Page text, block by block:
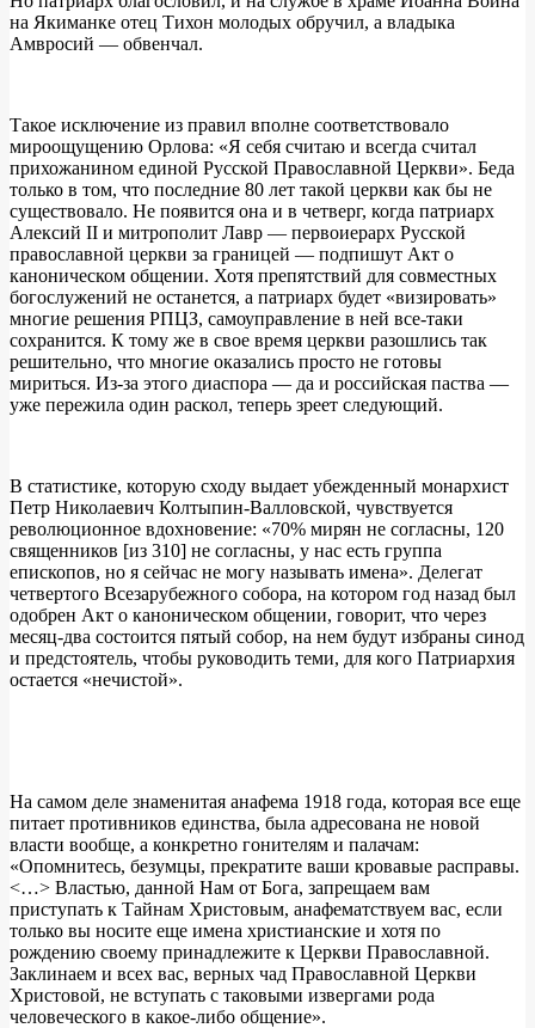
на Якиманке отец Тихон молодых обручил, а владыка
Амвросий — обвенчал.
Такое исключение из правил вполне соответствовало
мироощущению Орлова: «Я себя считаю и всегда считал
прихожанином единой Русской Православной Церкви». Беда
только в том, что последние 80 лет такой церкви как бы не
существовало. Не появится она и в четверг, когда патриарх
Алексий II и митрополит Лавр — первоиерарх Русской
православной церкви за границей — подпишут Акт о
каноническом общении. Хотя препятствий для совместных
богослужений не останется, а патриарх будет «визировать»
многие решения РПЦЗ, самоуправление в ней все-таки
сохранится. К тому же в свое время церкви разошлись так
решительно, что многие оказались просто не готовы
мириться. Из-за этого диаспора — да и российская паства —
уже пережила один раскол, теперь зреет следующий.
В статистике, которую сходу выдает убежденный монархист
Петр Николаевич Колтыпин-Валловской, чувствуется
революционное вдохновение: «70% мирян не согласны, 120
священников [из 310] не согласны, у нас есть группа
епископов, но я сейчас не могу называть имена». Делегат
четвертого Всезарубежного собора, на котором год назад был
одобрен Акт о каноническом общении, говорит, что через
месяц-два состоится пятый собор, на нем будут избраны синод
и предстоятель, чтобы руководить теми, для кого Патриархия
остается «нечистой».
На самом деле знаменитая анафема 1918 года, которая все еще
питает противников единства, была адресована не новой
власти вообще, а конкретно гонителям и палачам:
«Опомнитесь, безумцы, прекратите ваши кровавые расправы.
<…> Властью, данной Нам от Бога, запрещаем вам
приступать к Тайнам Христовым, анафематствуем вас, если
только вы носите еще имена христианские и хотя по
рождению своему принадлежите к Церкви Православной.
Заклинаем и всех вас, верных чад Православной Церкви
Христовой, не вступать с таковыми извергами рода
человеческого в какое-либо общение».